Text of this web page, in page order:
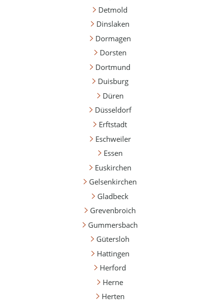
Detmold
Dinslaken
Dormagen
Dorsten
Dortmund
Duisburg
Düren
Düsseldorf
Erftstadt
Eschweiler
Essen
Euskirchen
Gelsenkirchen
Gladbeck
Grevenbroich
Gummersbach
Gütersloh
Hattingen
Herford
Herne
Herten